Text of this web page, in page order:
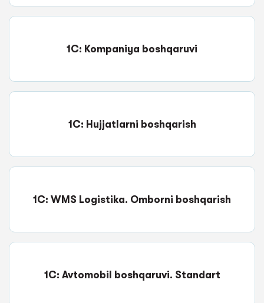
1C: Kompaniya boshqaruvi
1C: Hujjatlarni boshqarish
1C: WMS Logistika. Omborni boshqarish
1C: Avtomobil boshqaruvi. Standart